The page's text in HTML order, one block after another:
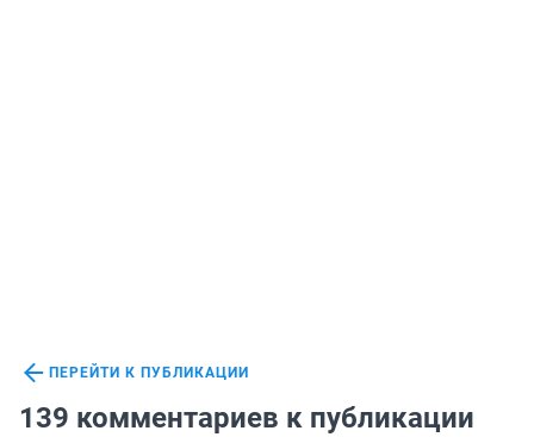
ПЕРЕЙТИ К ПУБЛИКАЦИИ
139 комментариев к публикации